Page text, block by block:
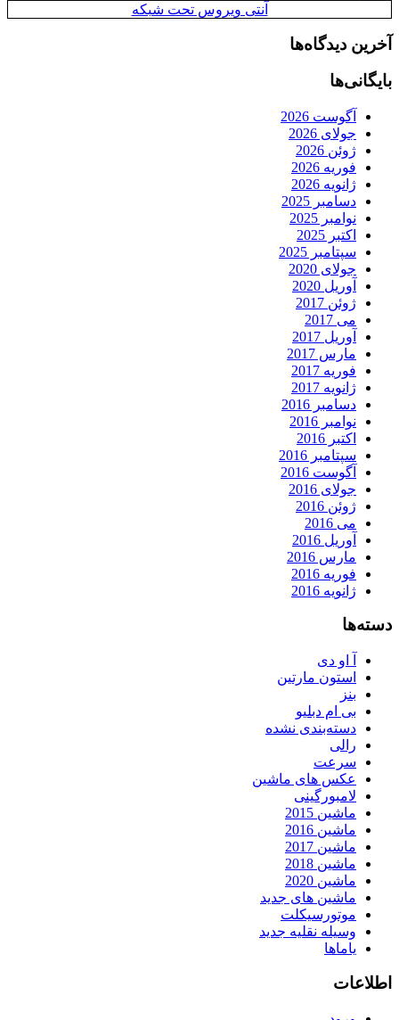
آنتی ویروس تحت شبکه
آخرین دیدگاه‌ها
بایگانی‌ها
آگوست 2026
جولای 2026
ژوئن 2026
فوریه 2026
ژانویه 2026
دسامبر 2025
نوامبر 2025
اکتبر 2025
سپتامبر 2025
جولای 2020
آوریل 2020
ژوئن 2017
می 2017
آوریل 2017
مارس 2017
فوریه 2017
ژانویه 2017
دسامبر 2016
نوامبر 2016
اکتبر 2016
سپتامبر 2016
آگوست 2016
جولای 2016
ژوئن 2016
می 2016
آوریل 2016
مارس 2016
فوریه 2016
ژانویه 2016
دسته‌ها
آ او دی
استون مارتین
بنز
بی ام دبلیو
دسته‌بندی نشده
رالی
سرعت
عکس های ماشین
لامبورگینی
ماشین 2015
ماشین 2016
ماشین 2017
ماشین 2018
ماشین 2020
ماشین های جدید
موتورسیکلت
وسیله نقلیه جدید
یاماها
اطلاعات